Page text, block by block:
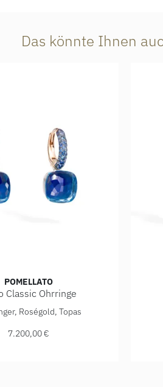
Das könnte Ihnen
Preis: 5.200,00 €
POMELLATO
Classic Ohrringe
Classic Ohrringe, Ref:
Roségold, Topas
7.200,00 €